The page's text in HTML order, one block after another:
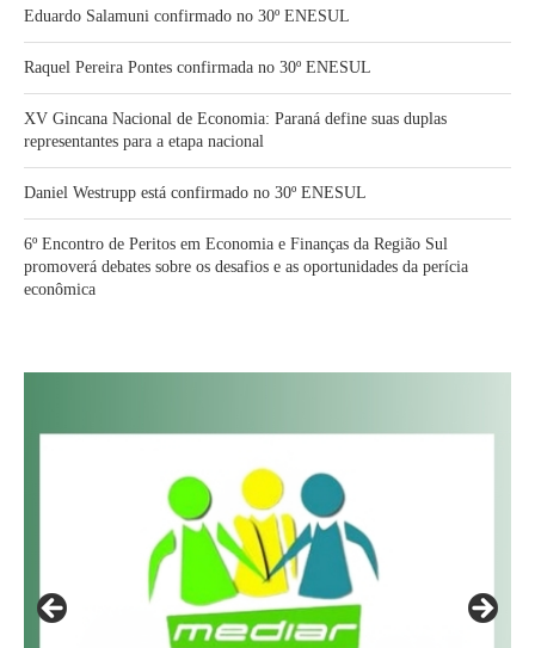
Eduardo Salamuni confirmado no 30º ENESUL
Raquel Pereira Pontes confirmada no 30º ENESUL
XV Gincana Nacional de Economia: Paraná define suas duplas
representantes para a etapa nacional
Daniel Westrupp está confirmado no 30º ENESUL
6º Encontro de Peritos em Economia e Finanças da Região Sul
promoverá debates sobre os desafios e as oportunidades da perícia
econômica